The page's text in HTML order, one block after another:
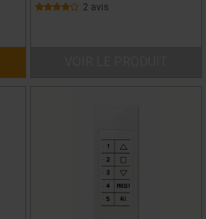
2 avis